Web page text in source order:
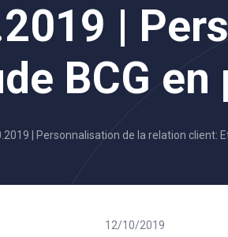
|
BCG
| Personnalisation de la relation client:
12/10/2019